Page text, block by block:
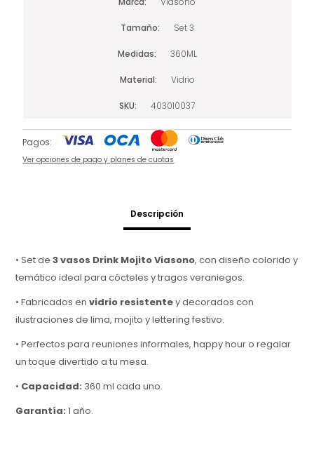
Tamaño Set 3
Medidas 360ML
Material Vidrio
SKU 403010037
Pagos:
Ver opciones de pago y planes de cuotas
Descripción
• Set de3 vasos Drink Mojito Viasono, con diseño colorido y
temático ideal para cócteles y tragos veraniegos.
• Fabricados envidrio resistentey decorados con
ilustraciones de lima, mojito y lettering festivo.
• Perfectos para reuniones informales, happy hour o regalar
un toque divertido a tu mesa.
• Capacidad: 360 ml cada uno.
Garantía: 1 año.